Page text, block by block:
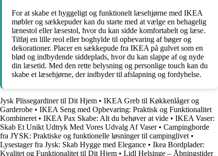
For at skabe et hyggeligt og funktionelt læsehjørne med IKEA
møbler og sækkepuder kan du starte med at vælge en behagelig
lænestol eller læsestol, hvor du kan sidde komfortabelt og læse.
Tilføj en lille reol eller boghylde til opbevaring af bøger og
dekorationer. Placer en sækkepude fra IKEA på gulvet som en
blød og indbydende siddeplads, hvor du kan slappe af og nyde
din læsetid. Med den rette belysning og personlige touch kan du
skabe et læsehjørne, der indbyder til afslapning og fordybelse.
Jysk Plissegardiner til Dit Hjem • IKEA Greb til Køkkenlåger og
Garderobe • IKEA Seng med Opbevaring: Praktisk og Funktionalitet
Kombineret • IKEA Pax Skabe: Alt du behøver at vide • IKEA Vaser:
Skab Et Unikt Udtryk Med Vores Udvalg Af Vaser• Campingborde
fra JYSK: Praktiske og funktionelle løsninger til campinglivet •
Lysestager fra Jysk: Skab Hygge med Elegance • Ikea Bordplader:
Kvalitet og Funktionalitet til Dit Hjem • Lidl Helsinge – Åbningstider